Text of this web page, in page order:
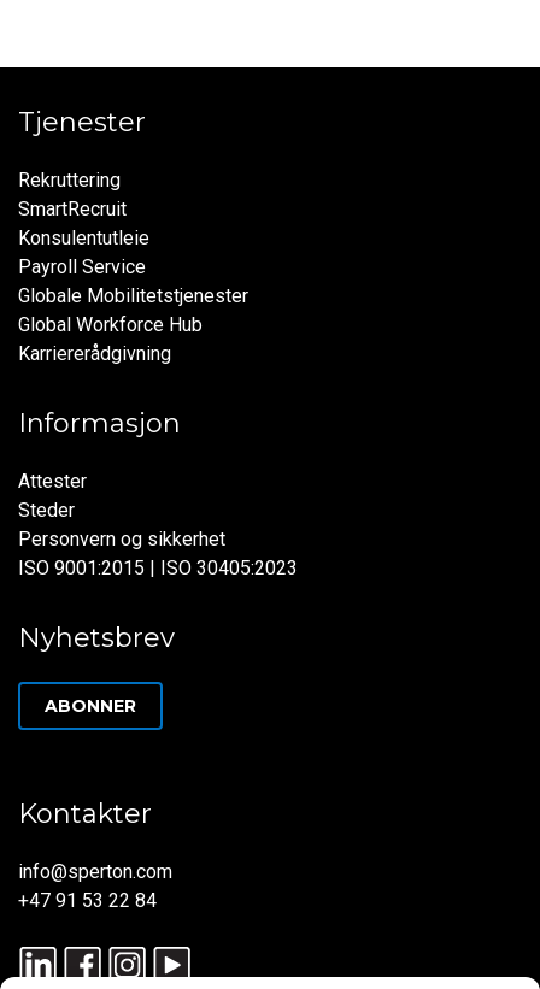
Tjenester
Rekruttering
SmartRecruit
Konsulentutleie
Payroll Service
Globale Mobilitetstjenester
Global Workforce Hub
Karriererådgivning
Informasjon
Attester
Steder
Personvern og sikkerhet
ISO 9001:2015 | ISO 30405:2023
Nyhetsbrev
ABONNER
Kontakter
info@sperton.com
+47 91 53 22 84